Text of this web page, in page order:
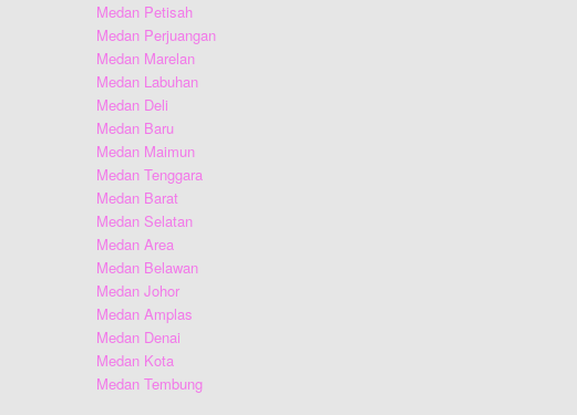
Medan Petisah
Medan Perjuangan
Medan Marelan
Medan Labuhan
Medan Deli
Medan Baru
Medan Maimun
Medan Tenggara
Medan Barat
Medan Selatan
Medan Area
Medan Belawan
Medan Johor
Medan Amplas
Medan Denai
Medan Kota
Medan Tembung